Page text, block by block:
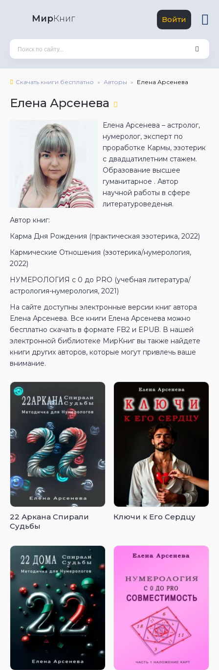
МирКниг Войти
Скачать книги бесплатно Авторы Елена Арсенева
Елена Арсенева
Елена Арсенева – астролог,
нумеролог, эксперт по
проработке Кармы, эзотерик
с двадцатилетним стажем.
Образование высшее
гуманитарное . Автор
научной работы в сфере
литературоведенья.
Автор книг:
Карма Дня Рождения (практическая эзотерика, 2022)
Кармические Отношения (эзотерика/нумерология,
2022)
НУМЕРОЛОГИЯ с 0 до PRO (учебная литература/
астрология-нумерология, 2021)
На сайте доступны электронные версии книг автора
Елена Арсенева. Все книги Елена Арсенева можно
бесплатно скачать в формате FB2 и EPUB. В нашей
электронной библиотеке МирКниг вы также найдете
книги других авторов, которые могут привлечь ваше
внимание.
22 Аркана Спирали
Судьбы
Ключи к Его Сердцу